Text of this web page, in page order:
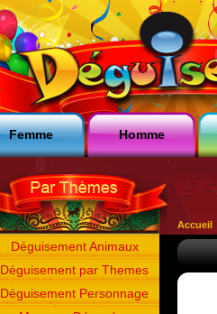
Femme Homme
Déguisement Animaux
Déguisement par Themes
Déguisement Personnage
Accueil